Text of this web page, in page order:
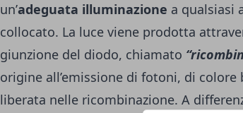
un’adeguata illuminazione a qualsiasi
collocato. La luce viene prodotta
giunzione del diodo, chiamato
origine all’emissione di fotoni, di
liberata nelle ricombinazione. A